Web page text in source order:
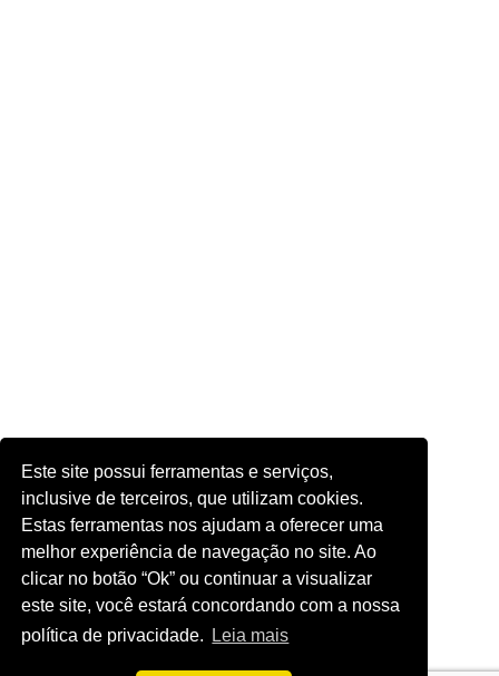
Este site possui ferramentas e serviços,
inclusive de terceiros, que utilizam cookies.
Estas ferramentas nos ajudam a oferecer uma
melhor experiência de navegação no site. Ao
clicar no botão “Ok” ou continuar a visualizar
este site, você estará concordando com a nossa
política de privacidade.
Leia mais